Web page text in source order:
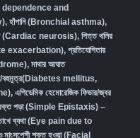
dependence and
, হাঁপানি (Bronchial asthma),
(Cardiac neurosis), পিত্ত থলির
exacerbation), প্রতিযোগিতার
, মাথার আঘাত
বহুমূত্র(Diabetes mellitus,
, এপিডেমিক হেমোরেজিক ফিভার/জ্বর
রক্ত পড়া (Simple Epistaxis) –
ব্যথা (Eye pain due to
মাংসপেশী শক্ত হওয়া (Facial